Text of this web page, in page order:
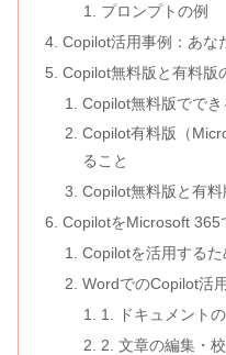
プロンプトの例
Copilot活用事例：あな
Copilot無料版と有料版
Copilot無料版ででき
Copilot有料版（
ること
Copilot無料版と有
CopilotをMicrosoft 365
Copilotを活用する
WordでのCopilot活
1. ドキュメント
2. 文章の編集・